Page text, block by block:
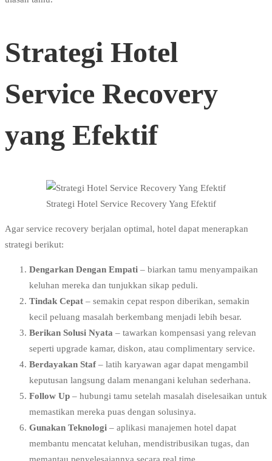
Strategi Hotel
Service Recovery
yang Efektif
Strategi Hotel Service Recovery Yang Efektif
Agar service recovery berjalan optimal, hotel dapat menerapkan
strategi berikut:
Dengarkan Dengan Empati – biarkan tamu menyampaikan
keluhan mereka dan tunjukkan sikap peduli.
Tindak Cepat – semakin cepat respon diberikan, semakin
kecil peluang masalah berkembang menjadi lebih besar.
Berikan Solusi Nyata – tawarkan kompensasi yang relevan
seperti upgrade kamar, diskon, atau complimentary service.
Berdayakan Staf – latih karyawan agar dapat mengambil
keputusan langsung dalam menangani keluhan sederhana.
Follow Up – hubungi tamu setelah masalah diselesaikan untuk
memastikan mereka puas dengan solusinya.
Gunakan Teknologi – aplikasi manajemen hotel dapat
membantu mencatat keluhan, mendistribusikan tugas, dan
memantau penyelesaiannya secara real time.